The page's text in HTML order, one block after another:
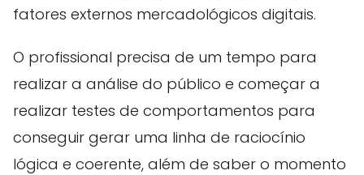
fatores externos mercadológicos digitais.
O profissional precisa de um tempo para
realizar a análise do público e começar a
realizar testes de comportamentos para
conseguir gerar uma linha de raciocínio
lógica e coerente, além de saber o momento